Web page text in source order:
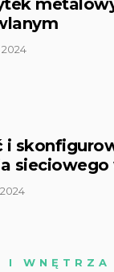
i
sieciowego
I WNĘTRZA